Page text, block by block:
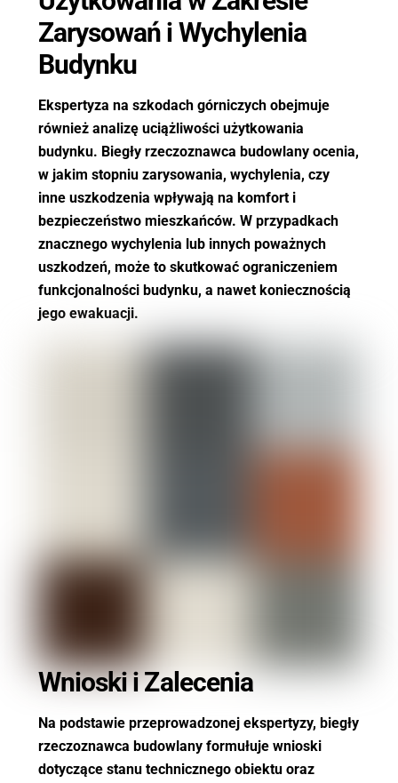
Zarysowań i Wychylenia
Budynku
Ekspertyza na szkodach górniczych obejmuje
również analizę uciążliwości użytkowania
budynku. Biegły rzeczoznawca budowlany ocenia,
w jakim stopniu zarysowania, wychylenia, czy
inne uszkodzenia wpływają na komfort i
bezpieczeństwo mieszkańców. W przypadkach
znacznego wychylenia lub innych poważnych
uszkodzeń, może to skutkować ograniczeniem
funkcjonalności budynku, a nawet koniecznością
jego ewakuacji.
Wnioski i Zalecenia
Na podstawie przeprowadzonej ekspertyzy, biegły
rzeczoznawca budowlany formułuje wnioski
dotyczące stanu technicznego obiektu oraz